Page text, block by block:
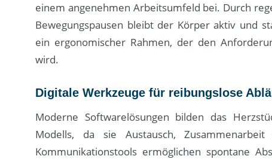
einem angenehmen Arbeitsumfeld bei. Durch
Bewegungspausen bleibt der Körper aktiv und
ein ergonomischer Rahmen, der den
wird.
Digitale Werkzeuge für reibungslose
Moderne Softwarelösungen bilden das
Modells, da sie Austausch,
Kommunikationstools ermöglichen spontane